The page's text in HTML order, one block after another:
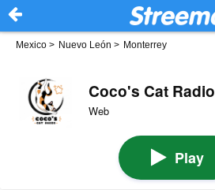
Mexico > Nuevo León > Monterrey
Coco's Cat Radio
Web
Play